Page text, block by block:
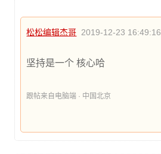
松松编辑杰哥 2019-12-23 16:49:16
坚持是一个 核心哈
跟帖来自电脑端 · 中国北京